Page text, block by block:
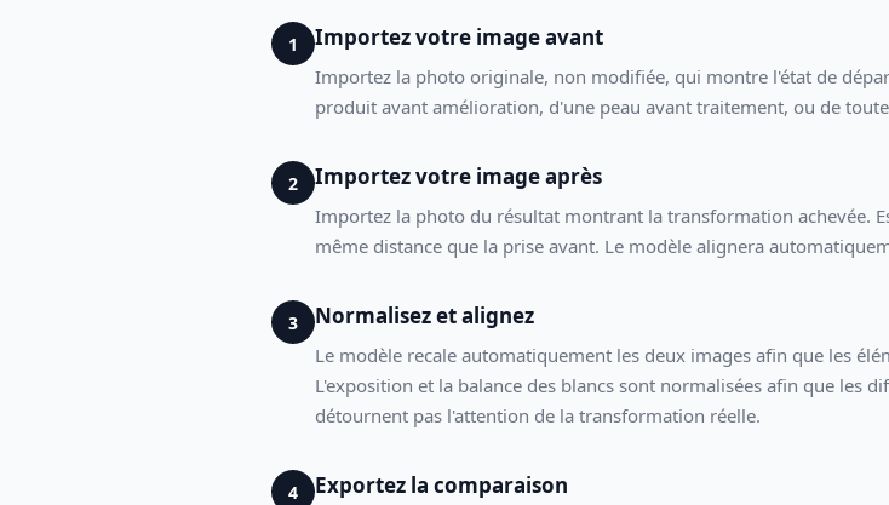
1 Importez votre image avant
Importez la photo originale, non modifiée, qui montre l'état de
produit avant amélioration, d'une peau avant traitement, ou de
2 Importez votre image après
Importez la photo du résultat montrant la transformation achevée.
même distance que la prise avant. Le modèle alignera
3 Normalisez et alignez
Le modèle recale automatiquement les deux images afin que les
L'exposition et la balance des blancs sont normalisées afin que les
détournent pas l'attention de la transformation réelle.
4 Exportez la comparaison